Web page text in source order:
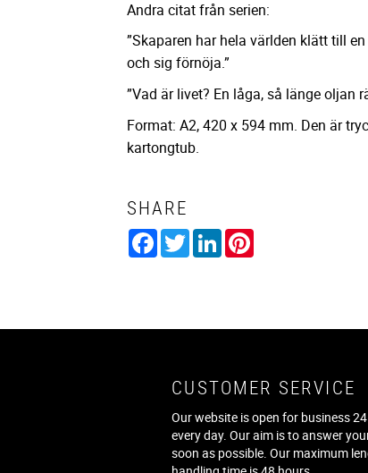
Andra citat från serien:
”Skaparen har hela världen klätt till
och sig förnöja.”
”Vad är livet? En låga, så länge oljan
Format: A2, 420 x 594 mm. Den är
kartongtub.
SHARE
Facebook
TwitterLinkedIn
CUSTOMER SERVICE
Our website is open for business
every day. Our aim is to answer
soon as possible. Our maximum